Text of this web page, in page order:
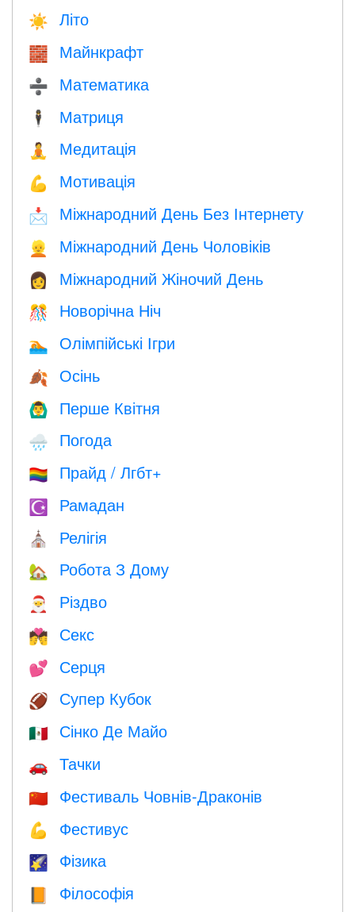
☀️ Літо
🧱 Майнкрафт
➗ Математика
🕴️ Матриця
🧘 Медитація
💪 Мотивація
📩 Міжнародний День Без Інтернету
👱 Міжнародний День Чоловіків
👩 Міжнародний Жіночий День
🎊 Новорічна Ніч
🏊 Олімпійські Ігри
🍂 Осінь
🙆‍♂️ Перше Квітня
🌧 Погода
🏳️‍🌈 Прайд / Лгбт+
☪️ Рамадан
⛪️ Релігія
🏡 Робота З Дому
🎅 Різдво
💏 Секс
💕 Серця
🏈 Супер Кубок
🇲🇽 Сінко Де Майо
🚗 Тачки
🇨🇳 Фестиваль Човнів-Драконів
💪 Фестивус
🌠 Фізика
📙 Філософія